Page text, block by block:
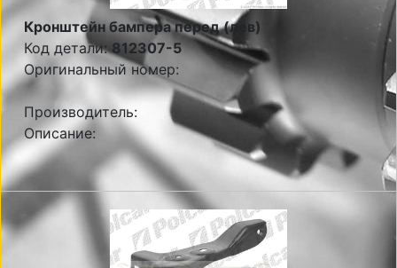
Кронштейн бампера перед (лев)
Код детали:812307-5
Оригинальный номер:
Производитель:
Описание: